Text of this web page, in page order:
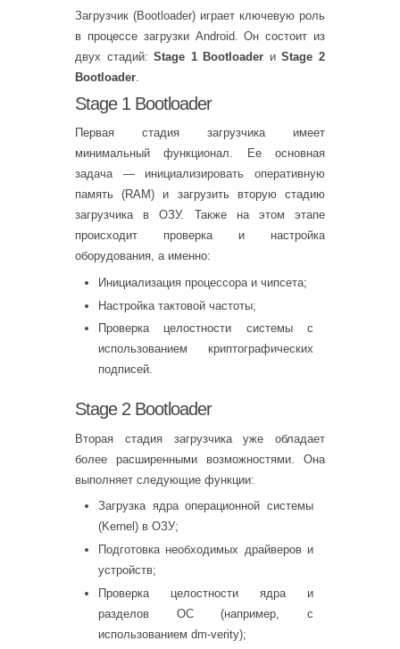
Загрузчик (Bootloader) играет ключевую роль
в процессе загрузки Android. Он состоит из
двух стадий:Stage 1 Bootloader иStage 2
Bootloader.
Stage 1 Bootloader
Первая стадия загрузчика имеет
минимальный функционал. Ее основная
задача — инициализировать оперативную
память (RAM) и загрузить вторую стадию
загрузчика в ОЗУ. Также на этом этапе
происходит проверка и настройка
оборудования, а именно:
Инициализация процессора и чипсета;
Настройка тактовой частоты;
Проверка целостности системы с
использованием криптографических
подписей.
Stage 2 Bootloader
Вторая стадия загрузчика уже обладает
более расширенными возможностями. Она
выполняет следующие функции:
Загрузка ядра операционной системы
(Kernel) в ОЗУ;
Подготовка необходимых драйверов и
устройств;
Проверка целостности ядра и
разделов ОС (например, с
использованием dm-verity);